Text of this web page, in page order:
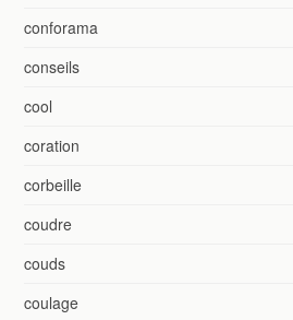
conforama
conseils
cool
coration
corbeille
coudre
couds
coulage